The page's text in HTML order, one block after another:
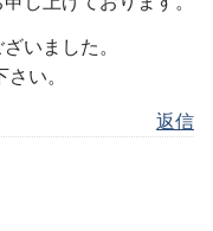
いました。
い。
返信